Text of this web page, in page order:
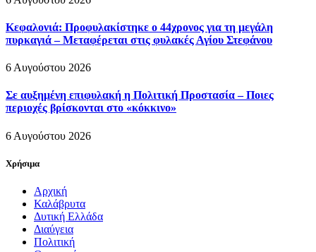
Κεφαλονιά: Προφυλακίστηκε ο 44χρονος για τη μεγάλη
πυρκαγιά – Μεταφέρεται στις φυλακές Αγίου Στεφάνου
6 Αυγούστου 2026
Σε αυξημένη επιφυλακή η Πολιτική Προστασία – Ποιες
περιοχές βρίσκονται στο «κόκκινο»
6 Αυγούστου 2026
Χρήσιμα
Αρχική
Καλάβρυτα
Δυτική Ελλάδα
Διαύγεια
Πολιτική